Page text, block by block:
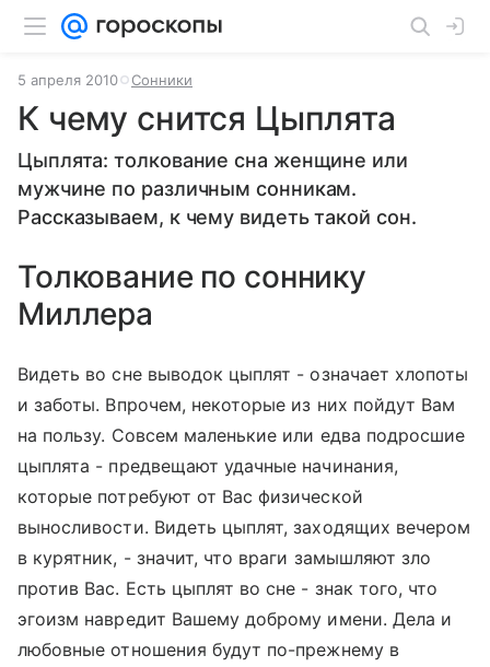
5 апреля 2010 Сонники
К чему снится Цыплята
Цыплята: толкование сна женщине или
мужчине по различным сонникам.
Рассказываем, к чему видеть такой сон.
Толкование по соннику
Миллера
Видеть во сне выводок цыплят - означает хлопоты
и заботы. Впрочем, некоторые из них пойдут Вам
на пользу. Совсем маленькие или едва подросшие
цыплята - предвещают удачные начинания,
которые потребуют от Вас физической
выносливости. Видеть цыплят, заходящих вечером
в курятник, - значит, что враги замышляют зло
против Вас. Есть цыплят во сне - знак того, что
эгоизм навредит Вашему доброму имени. Дела и
любовные отношения будут по-прежнему в